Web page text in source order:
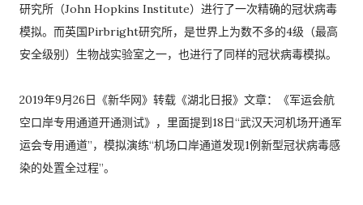
研究所（John Hopkins Institute）进行了一次精确的冠状病毒
模拟。而英国Pirbright研究所，是世界上为数不多的4级（最高
安全级别）生物战实验室之一，也进行了同样的冠状病毒模拟。
2019年9月26日《新华网》转载《湖北日报》文章：《军运会航
空口岸专用通道开通测试》，里面提到18日“武汉天河机场开通军
运会专用通道”，模拟演练“机场口岸通道发现1例新型冠状病毒感
染的处置全过程”。